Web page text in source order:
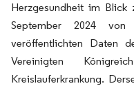
Herzgesundheit im
September 2024
veröffentlichten Daten
Vereinigten
Kreislauferkrankung.